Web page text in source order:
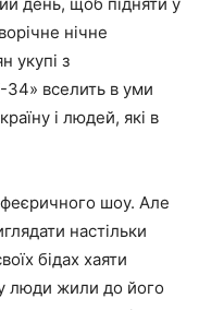
нічне
укупі з
вселить в уми
і людей, які в
шоу. Але
настільки
бідах хаяти
люди жили до його